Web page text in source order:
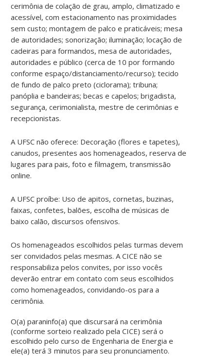
cerimônia de colação de grau, amplo, climatizado e
acessível, com estacionamento nas proximidades
sem custo; montagem de palco e praticáveis; mesa
de autoridades; sonorização; iluminação; locação de
cadeiras para formandos, mesa de autoridades,
autoridades e público (cerca de 10 por formando
conforme espaço/distanciamento/recurso); tecido
de fundo de palco preto (ciclorama); tribuna;
panóplia e bandeiras; becas e capelos; brigadista,
segurança, cerimonialista, mestre de cerimônias e
recepcionistas.
A UFSC não oferece: Decoração (flores e tapetes),
canudos, presentes aos homenageados, reserva de
lugares para pais, foto e filmagem, transmissão
online.
A UFSC proíbe: Uso de apitos, cornetas, buzinas,
faixas, confetes, balões, escolha de músicas de
baixo calão, discursos ofensivos.
Os homenageados escolhidos pelas turmas devem
ser convidados pelas mesmas. A CICE não se
responsabiliza pelos convites, por isso vocês
deverão entrar em contato com seus escolhidos
como homenageados, convidando-os para a
cerimônia.
O(a) paraninfo(a) que discursará na cerimônia
(conforme sorteio realizado pela CICE) será o
escolhido pelo curso de Engenharia de Energia e
ele(a) terá 3 minutos para seu pronunciamento.